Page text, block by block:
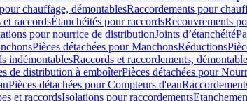
chauffage, démontablesRaccordements pour
et raccordsÉtanchéités pour raccordsRecouvrements
pour nourrice de distributionJoints d’étanchéité
Pièces détachées pour ManchonsRéductions
indémontablesRaccords et raccordements,
de distribution à emboîterPièces détachées pour
Pièces détachées pour Compteurs d'eau
et raccordsIsolations pour raccordements